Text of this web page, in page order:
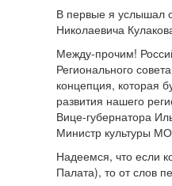
В первые я услышал
Николаевича
Между-прочим!
Регионального
концепция, которая
развития нашего
Вице-губернатора
Министр культуры
Надеемся, что если
Палата), то от слов